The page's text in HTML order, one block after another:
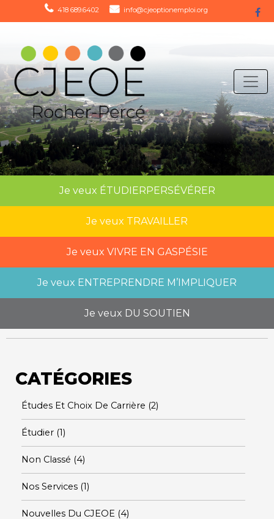
418 689.6402 info@cjeoptionemploi.org
Je veux ÉTUDIERPERSÉVÉRER
Je veux TRAVAILLER
Je veux VIVRE EN GASPÉSIE
Je veux ENTREPRENDRE M’IMPLIQUER
Je veux DU SOUTIEN
CATÉGORIES
Études Et Choix De Carrière (2)
Étudier (1)
Non Classé (4)
Nos Services (1)
Nouvelles Du CJEOE (4)